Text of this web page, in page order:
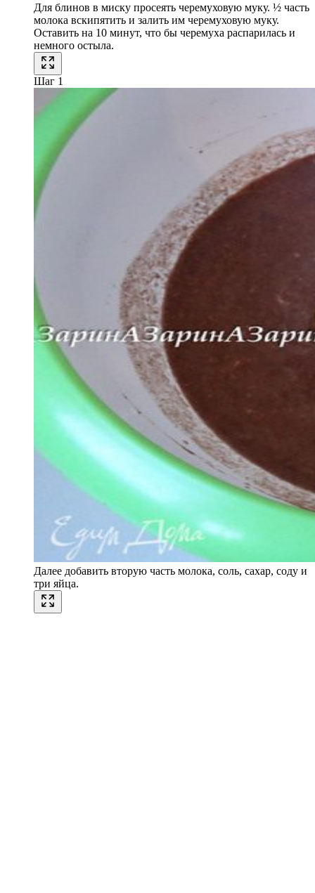
Для блинов в миску просеять черемуховую муку. ½ часть
молока вскипятить и залить им черемуховую муку.
Оставить на 10 минут, что бы черемуха распарилась и
немного остыла.
Шаг 1
Далее добавить вторую часть молока, соль, сахар, соду и
три яйца.